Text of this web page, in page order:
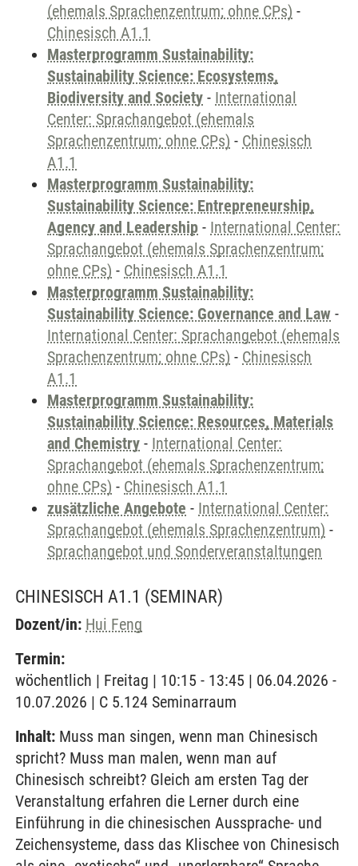
(ehemals Sprachenzentrum; ohne CPs) -
Chinesisch A1.1
Masterprogramm Sustainability:
Sustainability Science: Ecosystems,
Biodiversity and Society - International
Center: Sprachangebot (ehemals
Sprachenzentrum; ohne CPs) - Chinesisch
A1.1
Masterprogramm Sustainability:
Sustainability Science: Entrepreneurship,
Agency and Leadership - International Center:
Sprachangebot (ehemals Sprachenzentrum;
ohne CPs) - Chinesisch A1.1
Masterprogramm Sustainability:
Sustainability Science: Governance and Law -
International Center: Sprachangebot (ehemals
Sprachenzentrum; ohne CPs) - Chinesisch
A1.1
Masterprogramm Sustainability:
Sustainability Science: Resources, Materials
and Chemistry - International Center:
Sprachangebot (ehemals Sprachenzentrum;
ohne CPs) - Chinesisch A1.1
zusätzliche Angebote - International Center:
Sprachangebot (ehemals Sprachenzentrum) -
Sprachangebot und Sonderveranstaltungen
CHINESISCH A1.1 (SEMINAR)
Dozent/in: Hui Feng
Termin:
wöchentlich | Freitag | 10:15 - 13:45 | 06.04.2026 -
10.07.2026 | C 5.124 Seminarraum
Inhalt: Muss man singen, wenn man Chinesisch
spricht? Muss man malen, wenn man auf
Chinesisch schreibt? Gleich am ersten Tag der
Veranstaltung erfahren die Lerner durch eine
Einführung in die chinesischen Aussprache- und
Zeichensysteme, dass das Klischee von Chinesisch